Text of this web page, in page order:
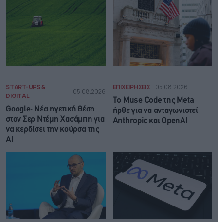
START-UPS &
DIGITAL
05.08.2026
Google: Νέα ηγετική θέση
στον Σερ Ντέμη Χασάμπη για
να κερδίσει την κούρσα της
ΑΙ
ΕΠΙΧΕΙΡΗΣΕΙΣ 05.08.2026
Το Muse Code της Meta
ήρθε για να ανταγωνιστεί
Anthropic και OpenAI